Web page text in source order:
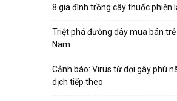
8 gia đình trồng cây thuốc phiện
Triệt phá đường dây mua bán
Nam
Cảnh báo: Virus từ dơi gây phù
dịch tiếp theo